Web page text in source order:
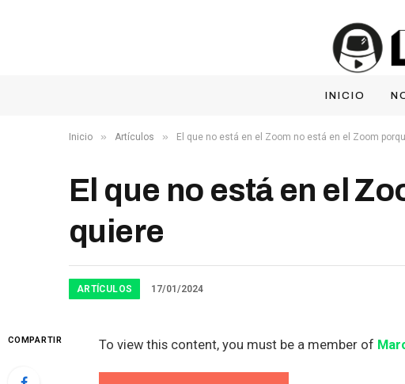
INICIO
Inicio » Artículos » El que no está en el Zoom no está en el Zoom
El que no está en el
quiere
ARTÍCULOS 17/01/2024
COMPARTIR To view this content, you must be a member of